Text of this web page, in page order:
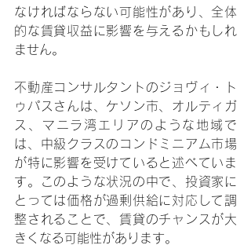
なければならない可能性があり、全体
的な賃貸収益に影響を与えるかもしれ
ません。
不動産コンサルタントのジョヴィ・ト
ゥパスさんは、ケソン市、オルティガ
ス、マニラ湾エリアのような地域で
は、中級クラスのコンドミニアム市場
が特に影響を受けていると述べていま
す。このような状況の中で、投資家に
とっては価格が過剰供給に対応して調
整されることで、賃貸のチャンスが大
きくなる可能性があります。